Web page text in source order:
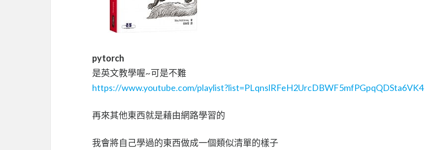
pytorch
是英文教學喔~可是不難
https://www.youtube.com/playlist?list=PLqnslRFeH2UrcDBWF5mfPGpqQDSta6VK4
再來其他東西就是藉由網路學習的
我會將自己學過的東西做成一個類似清單的樣子